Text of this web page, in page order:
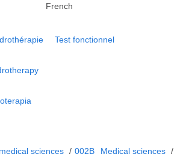
French
Test fonctionnel
sciences / 002B Medical sciences /